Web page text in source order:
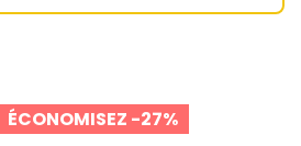
ÉCONOMISEZ -27%